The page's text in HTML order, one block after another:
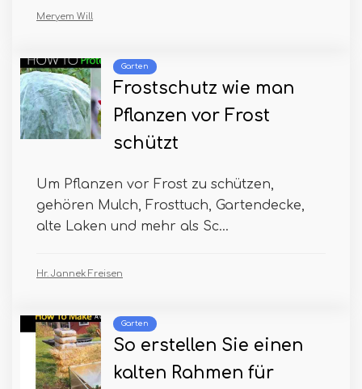
Meryem Will
Garten
Frostschutz wie man
Pflanzen vor Frost
schützt
Um Pflanzen vor Frost zu schützen,
gehören Mulch, Frosttuch, Gartendecke,
alte Laken und mehr als Sc...
Hr. Jannek Freisen
Garten
So erstellen Sie einen
kalten Rahmen für